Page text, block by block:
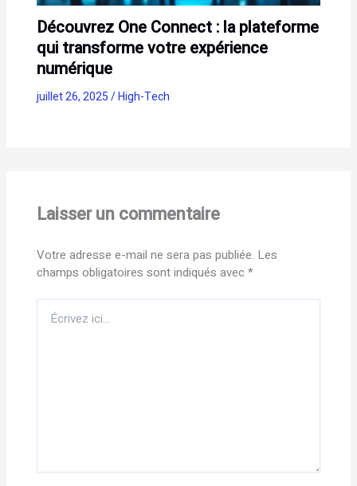
Découvrez One Connect : la plateforme
qui transforme votre expérience
numérique
juillet 26, 2025/High-Tech
Laisser un commentaire
Votre adresse e-mail ne sera pas publiée. Les
champs obligatoires sont indiqués avec *
ici…